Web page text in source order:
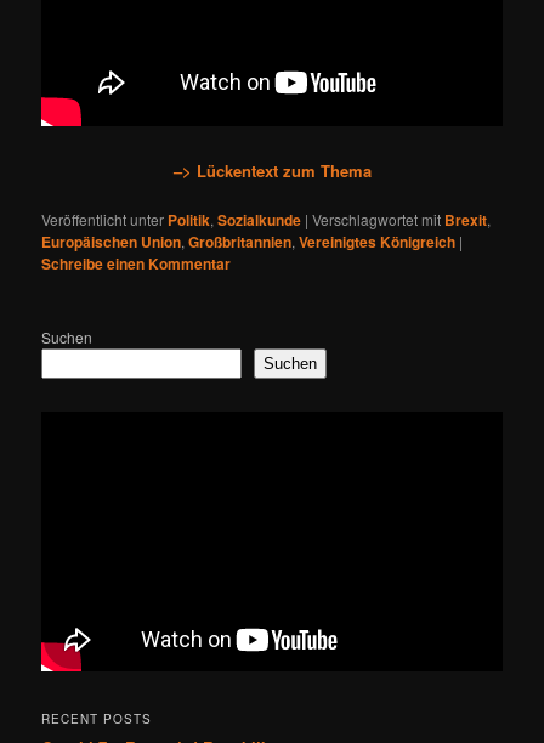
–> Lückentext zum Thema
Veröffentlicht unter Politik,Sozialkunde |Verschlagwortet mit Brexit,
Europäischen Union,Großbritannien,Vereinigtes Königreich |
Schreibe einen Kommentar
Suchen
Suchen
RECENT POSTS